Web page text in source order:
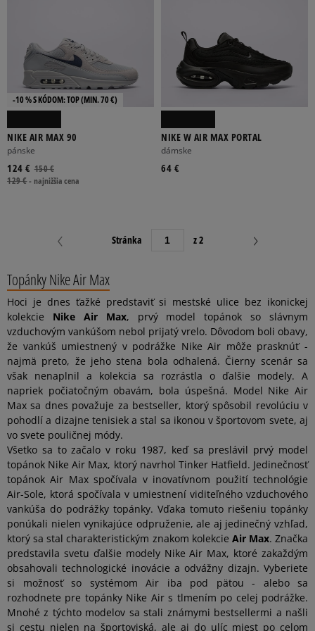
-10 % S KÓDOM: TOP (MIN. 70 €)
NIKE AIR MAX 90
pánske
150 €
124 €
129 €-najnižšia cena
NIKE W AIR MAX PORTAL
dámske
64 €
Stránka z 2
Topánky Nike Air Max
Hoci je dnes ťažké predstaviť si mestské ulice bez ikonickej
kolekcie Nike Air Max, prvý model topánok so slávnym
vzduchovým vankúšom nebol prijatý vrelo. Dôvodom boli obavy,
že vankúš umiestnený v podrážke Nike Air môže prasknúť -
najmä preto, že jeho stena bola odhalená. Čierny scenár sa
však nenaplnil a kolekcia sa rozrástla o ďalšie modely. A
napriek počiatočným obavám, bola úspešná. Model Nike Air
Max sa dnes považuje za bestseller, ktorý spôsobil revolúciu v
pohodlí a dizajne tenisiek a stal sa ikonou v športovom svete, aj
vo svete pouličnej módy.
Všetko sa to začalo v roku 1987, keď sa preslávil prvý model
topánok Nike Air Max, ktorý navrhol Tinker Hatfield. Jedinečnosť
topánok Air Max spočívala v inovatívnom použití technológie
Air-Sole, ktorá spočívala v umiestnení viditeľného vzduchového
vankúša do podrážky topánky. Vďaka tomuto riešeniu topánky
ponúkali nielen vynikajúce odpruženie, ale aj jedinečný vzhľad,
ktorý sa stal charakteristickým znakom kolekcie Air Max. Značka
predstavila svetu ďalšie modely Nike Air Max, ktoré zakaždým
obsahovali technologické inovácie a odvážny dizajn. Vyberiete
si možnosť so systémom Air iba pod pätou - alebo sa
rozhodnete pre topánky Nike Air s tlmením po celej podrážke.
Mnohé z týchto modelov sa stali známymi bestsellermi a našli
si cestu nielen na športoviská, ale aj do ulíc miest po celom